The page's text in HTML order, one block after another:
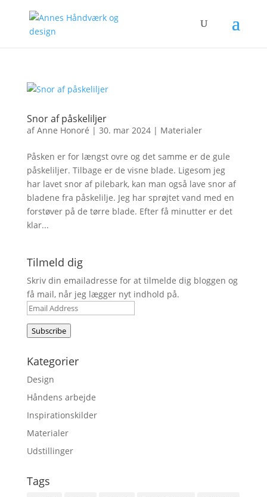
Snor af påskeliljer
afAnne Honoré | 30. mar 2024| Materialer
Påsken er for længst ovre og det samme er de gule
påskeliljer. Tilbage er de visne blade. Ligesom jeg
har lavet snor af pilebark, kan man også lave snor af
bladene fra påskelilje. Jeg har sprøjtet vand med en
forstøver på de tørre blade. Efter få minutter er det
klar...
Tilmeld dig
Skriv din emailadresse for at tilmelde dig bloggen og
få mail, når jeg lægger nyt indhold på.
Email
Address
Subscribe
Kategorier
Design
Håndens arbejde
Inspirationskilder
Materialer
Udstillinger
Tags